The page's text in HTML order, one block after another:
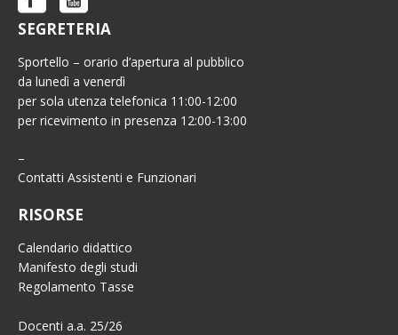
SEGRETERIA
Sportello – orario d’apertura al pubblico
da lunedì a venerdì
per sola utenza telefonica 11:00-12:00
per ricevimento in presenza 12:00-13:00
–
Contatti Assistenti e Funzionari
RISORSE
Calendario didattico
Manifesto degli studi
Regolamento Tasse
Docenti a.a. 25/26